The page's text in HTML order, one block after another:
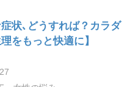
状､どうすれば？カラダ
をもっと快適に】